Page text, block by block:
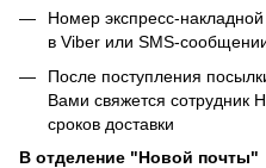
Номер экспресс-
в Viber или SMS-
После поступления
Вами свяжется сотрудник
сроков доставки
В отделение "Новой почты"